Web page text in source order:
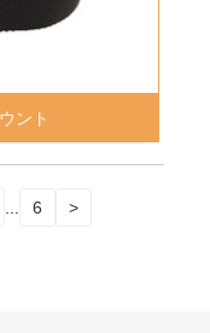
ント
... 6 >